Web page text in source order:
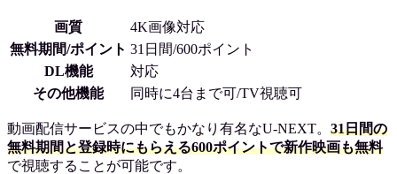
画質
4K画像対応
無料期間/ポイント 31日間/600ポイント
DL機能
対応
その他機能
同時に4台まで可/TV視聴可
動画配信サービスの中でもかなり有名なU-NEXT。 31日間の
無料期間と登録時にもらえる600ポイントで新作映画も無料
で視聴することが可能です。